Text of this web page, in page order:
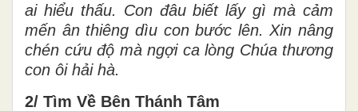
ai hiểu thấu. Con đâu biết lấy gì mà cảm
mến ân thiêng dìu con bước lên. Xin nâng
chén cứu độ mà ngợi ca lòng Chúa thương
con ôi hải hà.
2/ Tìm Về Bên Thánh Tâm